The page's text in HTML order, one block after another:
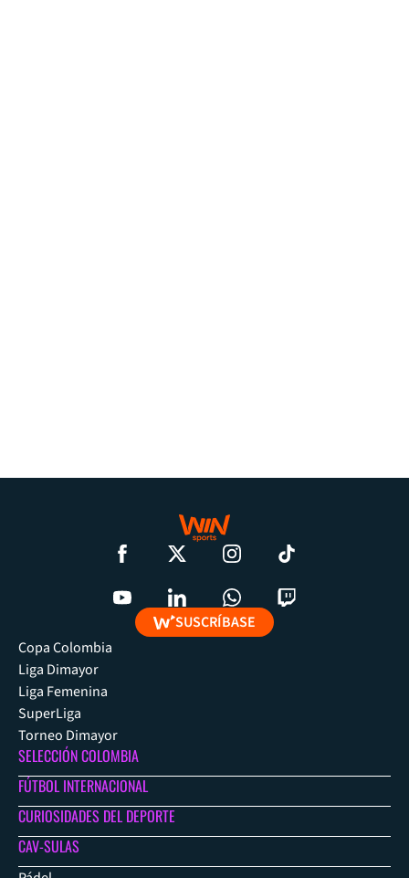
SUSCRÍBASE
Copa Colombia
Liga Dimayor
Liga Femenina
SuperLiga
Torneo Dimayor
SELECCIÓN COLOMBIA
FÚTBOL INTERNACIONAL
CURIOSIDADES DEL DEPORTE
CAV-SULAS